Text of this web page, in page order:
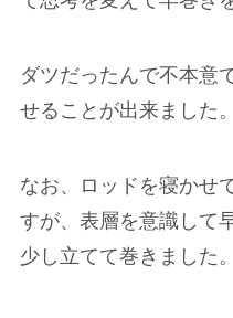
ダツだったんで不本意
せることが出来ました。
なお、ロッドを寝かせ
すが、表層を意識して
少し立てて巻きました。